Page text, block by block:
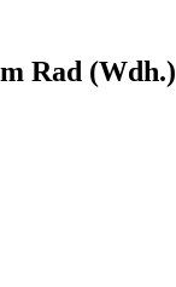
Rad (Wdh.)